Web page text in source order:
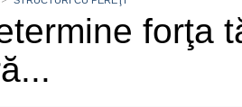
forţa